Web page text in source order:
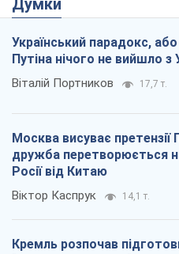
Думки
Український парадокс,
Путіна нічого не вийшло з
Віталій Портников 17,7 т.
Москва висуває претензії
дружба перетворюється
Росії від Китаю
Віктор Каспрук 14,1 т.
Кремль розпочав